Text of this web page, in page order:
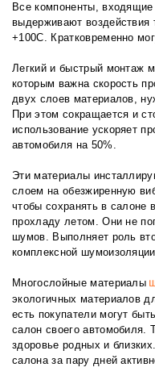
Все компоненты,
выдерживают воздействия
+100С. Кратковременно
Легкий и быстрый монтаж
которым важна скорость
двух слоев материалов,
При этом сокращается и
использование ускоряет
автомобиля на 50%.
Эти материалы
слоем на обезжиренную
чтобы сохранять в салоне
прохладу летом. Они не
шумов. Выполняет роль
комплексной
Многослойные материалы
экологичных материалов
есть покупатели могут
салон своего автомобиля.
здоровье родных и
салона за пару дней